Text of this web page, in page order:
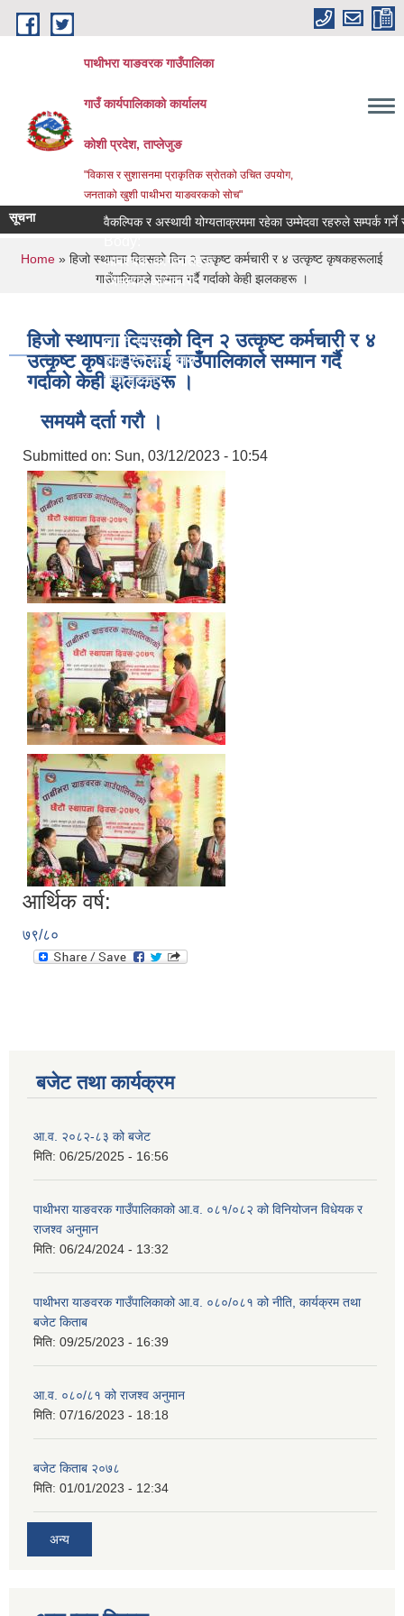
Skip to main content
पाथीभरा याङवरक गाउँपालिका
गाउँ कार्यपालिकाको कार्यालय
कोशी प्रदेश, ताप्लेजुङ
"विकास र सुशासनमा प्राकृतिक स्रोतको उचित उपयोग,
जनताको खुशी पाथीभरा याङवरकको सोच"
सूचना वैकल्पिक र अस्थायी योग्यताक्रममा रहेका उम्मेदवा रहरुले सम्पर्क गर्ने
आवश्यक कागजातहरु:
जिम्मेवार अधिकारी:
लाग्ने समय:
सेवा दिने कार्यालय:
सेवा प्रकार:
You are here
Home » हिजो स्थापना दिवसको दिन २ उत्कृष्ट कर्मचारी र ४ उत्कृष्ट कृषकहरूलाई
गाउँपालिकाले सम्मान गर्दै गर्दाको केही झलकहरू ।
हिजो स्थापना दिवसको दिन २ उत्कृष्ट कर्मचारी र ४
उत्कृष्ट कृषकहरूलाई गाउँपालिकाले सम्मान गर्दै
गर्दाको केही झलकहरू ।
समयमै दर्ता गरौ ।
Submitted on: Sun, 03/12/2023 - 10:54
आर्थिक वर्ष:
७९/८०
बजेट तथा कार्यक्रम
आ.व. २०८२-८३ को बजेट
मिति: 06/25/2025 - 16:56
पाथीभरा याङवरक गाउँपालिकाको आ.व. ०८१/०८२ को विनियोजन विधेयक र
राजश्व अनुमान
मिति: 06/24/2024 - 13:32
पाथीभरा याङवरक गाउँपालिकाको आ.व. ०८०/०८१ को नीति, कार्यक्रम तथा
बजेट किताब
मिति: 09/25/2023 - 16:39
आ.व. ०८०/८१ को राजश्व अनुमान
मिति: 07/16/2023 - 18:18
बजेट किताब २०७८
मिति: 01/01/2023 - 12:34
अन्य